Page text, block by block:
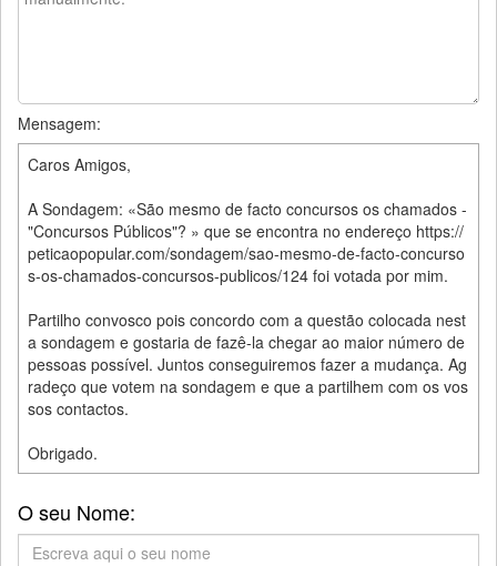
Mensagem:
Caros Amigos,
A Sondagem: «São mesmo de facto concursos os chamados -
"Concursos Públicos"? » que se encontra no endereço https://
peticaopopular.com/sondagem/sao-mesmo-de-facto-concurso
s-os-chamados-concursos-publicos/124 foi votada por mim.
Partilho convosco pois concordo com a questão colocada nest
a sondagem e gostaria de fazê-la chegar ao maior número de
pessoas possível. Juntos conseguiremos fazer a mudança. Ag
radeço que votem na sondagem e que a partilhem com os vos
sos contactos.
Obrigado.
O seu Nome: